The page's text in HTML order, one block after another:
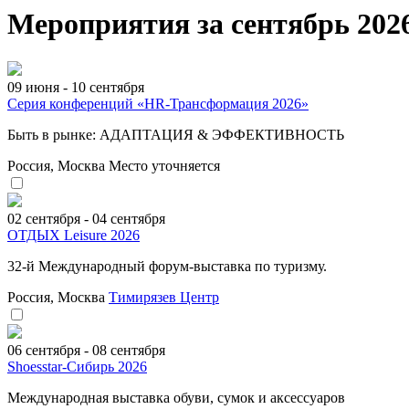
Мероприятия за сентябрь
09 июня - 10 сентября
Серия конференций «HR-Трансформация 2026»
Быть в рынке: АДАПТАЦИЯ & ЭФФЕКТИВНОСТЬ
Россия, Москва Место уточняется
02 сентября - 04 сентября
ОТДЫХ Leisure 2026
32-й Международный форум-выставка по туризму.
Россия, Москва Тимирязев Центр
06 сентября - 08 сентября
Shoesstar-Сибирь 2026
Международная выставка обуви, сумок и аксессуаров